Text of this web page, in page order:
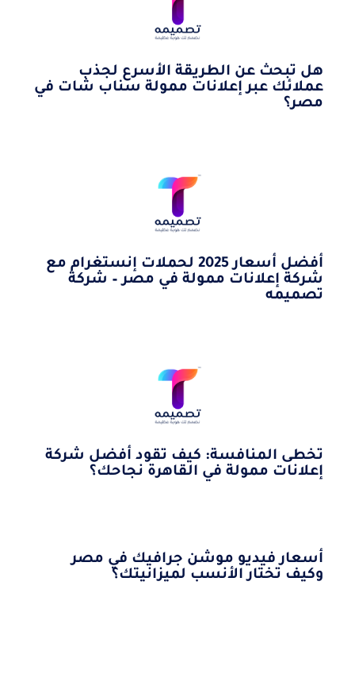
هل تبحث عن الطريقة الأسرع لجذب
عملائك عبر إعلانات ممولة سناب شات في
مصر؟
أفضل أسعار 2025 لحملات إنستغرام مع
شركة إعلانات ممولة في مصر – شركة
تصميمه
تخطى المنافسة: كيف تقود أفضل شركة
إعلانات ممولة في القاهرة نجاحك؟
أسعار فيديو موشن جرافيك في مصر
وكيف تختار الأنسب لميزانيتك؟